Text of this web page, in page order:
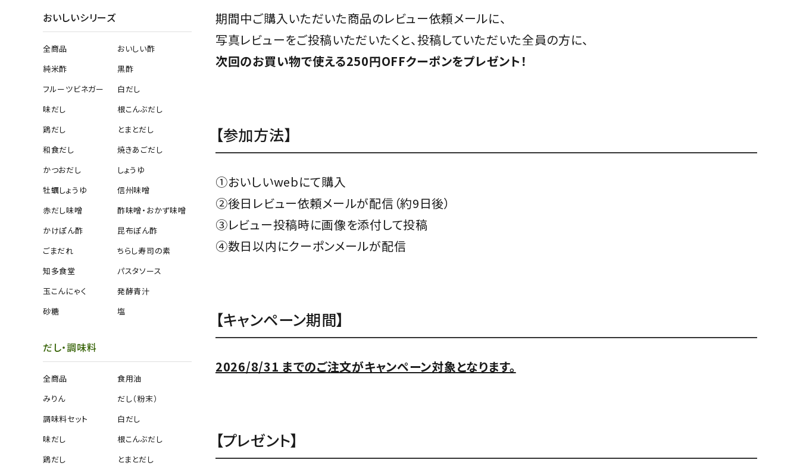
特定商取引法について
お問い合わせ
よくあるご質問
おいしい酢レシピ
メールマガジン登録
おいしい通信
おいしい酢 公式レシピサイト
あもう酵素 公式オンラインショップ
株式会社日本自然発酵 公式ホームペー
ENPRINA 公式オンラインショップ
期間中ご購入いただいた商品のレビュー依頼メールに、
写真レビューをご投稿いただいたくと、投稿していただいた全員の方に、
次回のお買い物で使える250円OFFクーポンをプレゼント！
【参加方法】
①おいしいwebにて購入
②後日レビュー依頼メールが配信（約9日後）
③レビュー投稿時に画像を添付して投稿
④数日以内にクーポンメールが配信
【キャンペーン期間】
2026/8/31 までのご注文がキャンペーン対象となります。
【プレゼント】
おいしいシリーズ
全商品
おいしい酢
純米酢
黒酢
フルーツビネガー
白だし
味だし
根こんぶだし
鶏だし
とまとだし
和食だし
焼きあごだし
かつおだし
しょうゆ
牡蠣しょうゆ
信州味噌
赤だし味噌
酢味噌・おかず味噌
かけぽん酢
昆布ぽん酢
ごまだれ
ちらし寿司の素
知多食堂
パスタソース
玉こんにゃく
発酵青汁
砂糖
塩
だし・調味料
全商品
食用油
みりん
だし（粉末）
調味料セット
白だし
味だし
根こんぶだし
鶏だし
とまとだし